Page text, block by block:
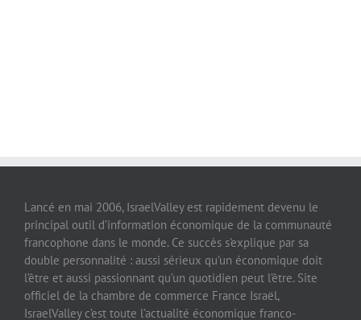
Lancé en mai 2006, IsraelValley est rapidement devenu le
principal outil d’information économique de la communauté
francophone dans le monde. Ce succès s’explique par sa
double personnalité : aussi sérieux qu’un économique doit
l’être et aussi passionnant qu’un quotidien peut l’être. Site
officiel de la chambre de commerce France Israël,
IsraelValley c’est toute l’actualité économique franco-